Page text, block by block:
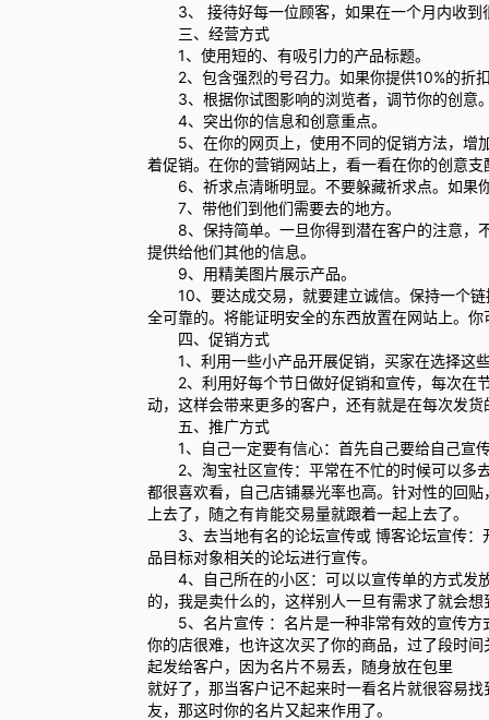
3、 接待好每一位顾客，如果在一个月内收到
三、经营方式
1、使用短的、有吸引力的产品标题。
2、包含强烈的号召力。如果你提供10%的折
3、根据你试图影响的浏览者，调节你的创意
4、突出你的信息和创意重点。
5、在你的网页上，使用不同的促销方法，增
着促销。在你的营销网站上，看一看在你的创意
6、祈求点清晰明显。不要躲藏祈求点。如果
7、带他们到他们需要去的地方。
8、保持简单。一旦你得到潜在客户的注意，
提供给他们其他的信息。
9、用精美图片展示产品。
10、要达成交易，就要建立诚信。保持一个链
全可靠的。将能证明安全的东西放置在网站上。
四、促销方式
1、利用一些小产品开展促销，买家在选择这
2、利用好每个节日做好促销和宣传，每次在
动，这样会带来更多的客户，还有就是在每次发
五、推广方式
1、自己一定要有信心：首先自己要给自己宣
2、淘宝社区宣传：平常在不忙的时候可以多
都很喜欢看，自己店铺暴光率也高。针对性的回
上去了，随之有肯能交易量就跟着一起上去了。
3、去当地有名的论坛宣传或 博客论坛宣传：
品目标对象相关的论坛进行宣传。
4、自己所在的小区：可以以宣传单的方式发
的，我是卖什么的，这样别人一旦有需求了就会想
5、名片宣传 ：名片是一种非常有效的宣传方
你的店很难，也许这次买了你的商品，过了段时
起发给客户，因为名片不易丢，随身放在包里
就好了，那当客户记不起来时一看名片就很容易
友，那这时你的名片又起来作用了。